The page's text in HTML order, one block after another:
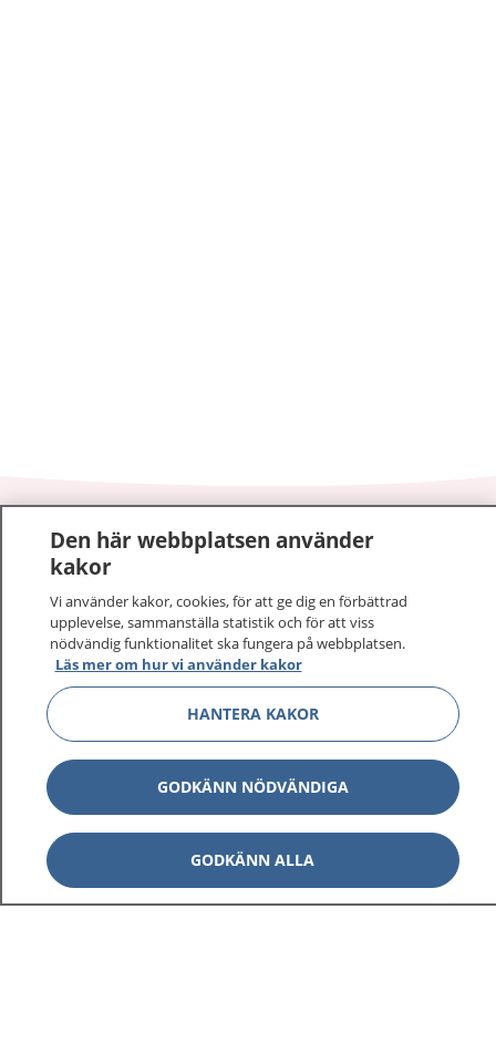
1177–tryggt om din hälsa och vård
sjukdomar och vilka mottagningar du kan kontakta.
Logga in för att läsa din journal och göra dina
vårdärenden. Ring telefonnummer 1177 för
sjukvårdsrådgivning dygnet runt.
1177 ger dig råd när du vill må bättre.
1177 på flera språk Visa
Den här webbplatsen använder
kakor
Vi använder kakor, cookies, för att ge dig en förbättrad
upplevelse, sammanställa statistik och för att viss
nödvändig funktionalitet ska fungera på webbplatsen.
Läs mer om hur vi använder kakor
HANTERA KAKOR
GODKÄNN NÖDVÄNDIGA
GODKÄNN ALLA